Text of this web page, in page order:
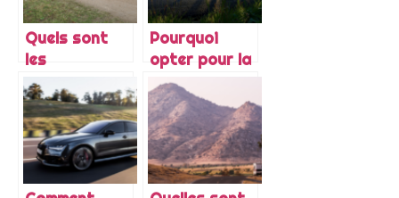
Quels sont
les
avantages
d’acquerir
une petite
caravane ?
Pourquoi
opter pour la
mobilite
electrique ?